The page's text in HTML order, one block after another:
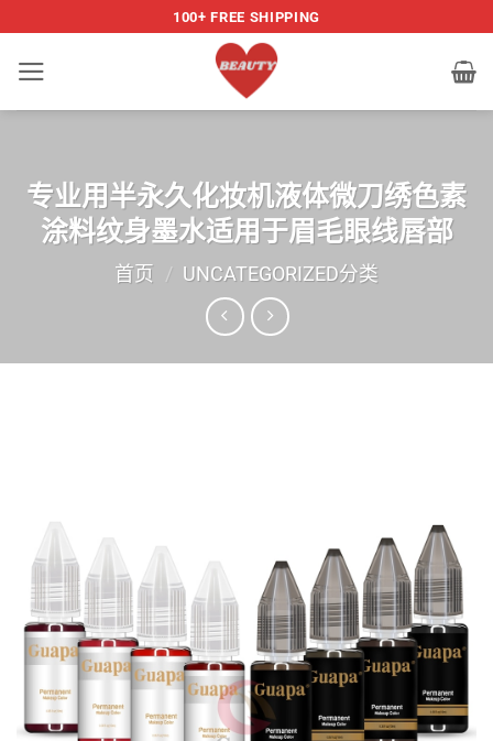
容
100+ FREE SHIPPING
专业用半永久化妆机液体微刀绣色素
涂料纹身墨水适用于眉毛眼线唇部
首页 / UNCATEGORIZED分类